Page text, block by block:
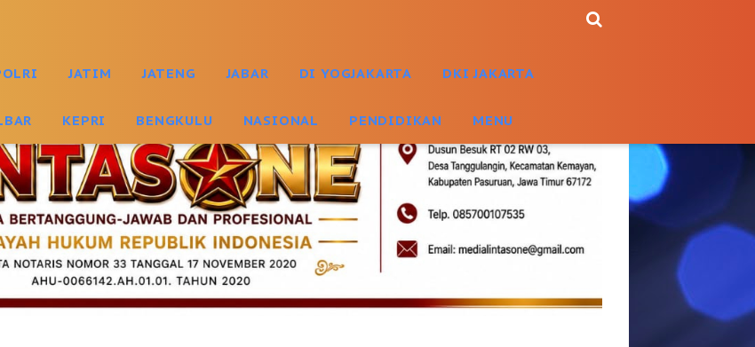
JATIM JATENG JABAR DI YOGJAKARTA DKI JAKARTA
KEPRI BENGKULU NASIONAL PENDIDIKAN MENU